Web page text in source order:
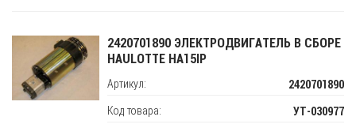
2420701890 ЭЛЕКТРОДВИГАТЕЛЬ В СБОРЕ
HAULOTTE HA15IP
Артикул:
2420701890
Код товара: УТ-030977